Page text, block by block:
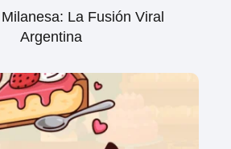
La Fusión Viral
Argentina